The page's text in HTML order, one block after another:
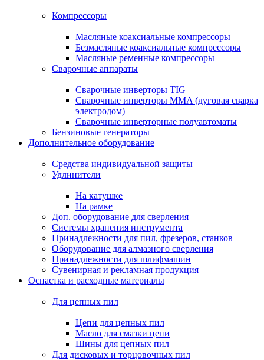
Компрессоры
Масляные коаксиальные компрессоры
Безмасляные коаксиальные компрессоры
Масляные ременные компрессоры
Сварочные аппараты
Сварочные инверторы TIG
Сварочные инверторы MMA (дуговая сварка
электродом)
Сварочные инверторные полуавтоматы
Бензиновые генераторы
Дополнительное оборудование
Средства индивидуальной защиты
Удлинители
На катушке
На рамке
Доп. оборудование для сверления
Системы хранения инструмента
Принадлежности для пил, фрезеров, станков
Оборудование для алмазного сверления
Принадлежности для шлифмашин
Сувенирная и рекламная продукция
Оснастка и расходные материалы
Для цепных пил
Цепи для цепных пил
Масло для смазки цепи
Шины для цепных пил
Для дисковых и торцовочных пил